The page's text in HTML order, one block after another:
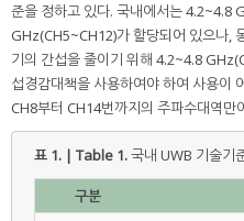
준을 정하고 있다. 국내에서는 4.2~4.8
GHz(CH5~CH12)가 할당되어 있으나,
기의 간섭을 줄이기 위해 4.2~4.8
섭경감대책을 사용하여야 하여 사용이
CH8부터 CH14번까지의 주파수대역만
표 1. | Table 1.국내 UWB 기술
구분